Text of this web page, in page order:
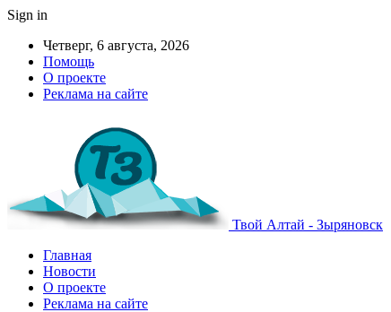
Sign in
Четверг, 6 августа, 2026
Помощь
О проекте
Реклама на сайте
Твой Алтай - Зыряновск
Главная
Новости
О проекте
Реклама на сайте